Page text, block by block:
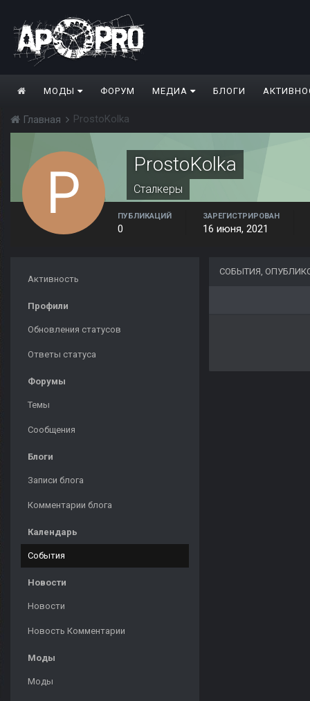
МОДЫ ФОРУМ МЕДИА БЛОГИ
Главная ProstoKolka
ProstoKolka
Сталкеры
ПУБЛИКАЦИЙ
0
ЗАРЕГИСТРИРОВАН
16 июня, 2021
Активность
Профили
Обновления статусов
Ответы статуса
Форумы
Темы
Сообщения
Блоги
Записи блога
Комментарии блога
Календарь
События
Новости
Новости
Новость Комментарии
Моды
Моды
СОБЫТИЯ,